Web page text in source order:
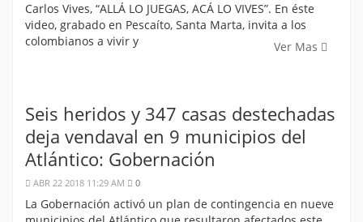
Carlos Vives, “ALLÁ LO JUEGAS, ACÁ LO VIVES”. En éste
video, grabado en Pescaíto, Santa Marta, invita a los
colombianos a vivir y
Ver Mas
Seis heridos y 347 casas destechadas
deja vendaval en 9 municipios del
Atlántico: Gobernación
ABR 22 2018 11:29 AM 0
La Gobernación activó un plan de contingencia en nueve